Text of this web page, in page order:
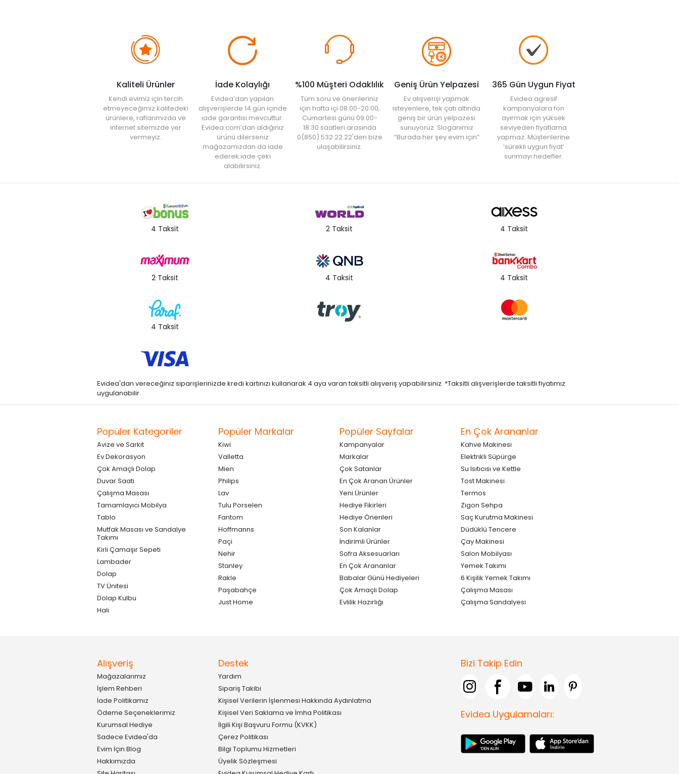
Kaliteli Ürünler
Kendi evimiz için tercih
etmeyeceğimiz kalitedeki
ürünlere, raflarımızda ve
internet sitemizde yer
vermeyiz.
İade Kolaylığı
Evidea’dan yapılan
alışverişlerde 14 gün içinde
iade garantisi mevcuttur.
Evidea.com’dan aldığınız
ürünü dilerseniz
mağazamızdan da iade
ederek iade çeki
alabilirsiniz.
%100 Müşteri Odaklılık
Tüm soru ve önerileriniz
için hafta içi 08:00-20:00,
Cumartesi günü 09:00-
18:30 saatleri arasında
0(850) 532 22 22'den bize
ulaşabilirsiniz.
Geniş Ürün Yelpazesi
Ev alışverişi yapmak
isteyenlere, tek çatı altında
geniş bir ürün yelpazesi
sunuyoruz. Sloganımız
“Burada her şey evim için”
365 Gün Uygun Fiyat
Evidea agresif
kampanyalara fon
ayırmak için yüksek
seviyeden fiyatlama
yapmaz. Müşterilerine
‘sürekli uygun fiyat’
sunmayı hedefler.
4 Taksit 2 Taksit 4 Taksit
2 Taksit 4 Taksit 4 Taksit
4 Taksit
Evidea'dan vereceğiniz siparişlerinizde kredi kartınızı kullanarak 4 aya varan taksitli alışveriş yapabilirsiniz. *Taksitli alışverişlerde taksitli fiyatımız
uygulanabilir.
Popüler Kategoriler
Avize ve Sarkıt
Ev Dekorasyon
Çok Amaçlı Dolap
Duvar Saati
Çalışma Masası
Tamamlayıcı Mobilya
Tablo
Mutfak Masası ve Sandalye
Takımı
Kirli Çamaşır Sepeti
Lambader
Dolap
TV Ünitesi
Dolap Kulbu
Halı
Popüler Markalar
Kiwi
Valletta
Mien
Philips
Lav
Tulu Porselen
Fantom
Hoffmanns
Paçi
Nehir
Stanley
Rakle
Paşabahçe
Just Home
Popüler Sayfalar
Kampanyalar
Markalar
Çok Satanlar
En Çok Aranan Ürünler
Yeni Ürünler
Hediye Fikirleri
Hediye Önerileri
Son Kalanlar
İndirimli Ürünler
Sofra Aksesuarları
En Çok Arananlar
Babalar Günü Hediyeleri
Çok Amaçlı Dolap
Evlilik Hazırlığı
En Çok Arananlar
Kahve Makinesi
Elektrikli Süpürge
Su Isıtıcısı ve Kettle
Tost Makinesi
Termos
Zigon Sehpa
Saç Kurutma Makinesi
Düdüklü Tencere
Çay Makinesi
Salon Mobilyası
Yemek Takımı
6 Kişilik Yemek Takımı
Çalışma Masası
Çalışma Sandalyesi
Alışveriş
Mağazalarımız
İşlem Rehberi
İade Politikamız
Ödeme Seçeneklerimiz
Kurumsal Hediye
Sadece Evidea'da
Evim İçin Blog
Hakkımızda
Destek
Yardım
Sipariş Takibi
Kişisel Verilerin İşlenmesi Hakkında Aydınlatma
Kişisel Veri Saklama ve İmha Politikası
İlgili Kişi Başvuru Formu (KVKK)
Çerez Politikası
Bilgi Toplumu Hizmetleri
Üyelik Sözleşmesi
Bizi Takip Edin
Evidea Uygulamaları: